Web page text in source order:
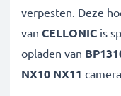
verpesten. Deze
van CELLONIC is
opladen van
NX10 NX11